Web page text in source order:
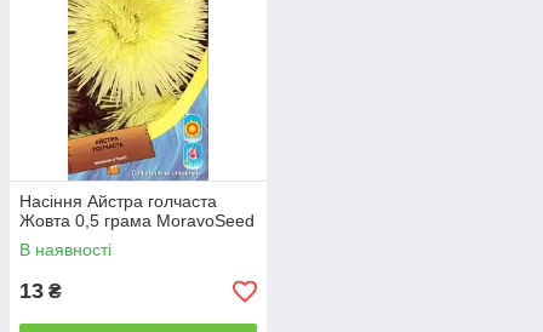
Насіння Айстра голчаста
Жовта 0,5 грама MoravoSeed
В наявності
13 ₴